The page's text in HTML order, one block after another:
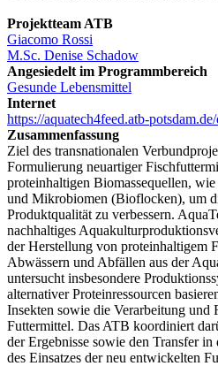
Projektteam ATB
Giacomo Rossi
M.Sc. Denise Schadow
Angesiedelt im Programmbereich
Gesunde Lebensmittel
Internet
https://aquatech4feed.atb-
Zusammenfassung
Ziel des transnationalen
Formulierung neuartiger
proteinhaltigen Biomassequellen,
und Mikrobiomen (Bioflocken), um
Produktqualität zu verbessern.
nachhaltiges
der Herstellung von proteinhaltigem
Abwässern und Abfällen aus der
untersucht insbesondere
alternativer Proteinressourcen
Insekten sowie die Verarbeitung und
Futtermittel. Das ATB koordiniert
der Ergebnisse sowie den Transfer
des Einsatzes der neu entwickelten